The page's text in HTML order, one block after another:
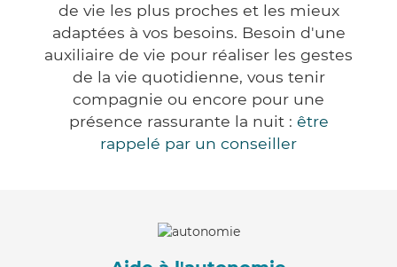
de vie les plus proches et les mieux
adaptées à vos besoins. Besoin d'une
auxiliaire de vie pour réaliser les gestes
de la vie quotidienne, vous tenir
compagnie ou encore pour une
présence rassurante la nuit : être
rappelé par un conseiller